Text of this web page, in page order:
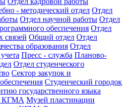
- методический отдел Отдел
Отдел научной работы Отдел
обеспечения Отдел
связей Общий отдел Отдел
образования Отдел
Пресс - служба Планово-
Отдел студенческого
Сектор закупок и
Студенческий городок
государственного языка
КГМА Музей пластинации